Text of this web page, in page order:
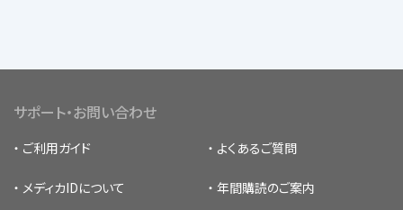
サポート・お問い合わせ
ご利用ガイド よくあるご質問
メディカIDについて 年間購読のご案内